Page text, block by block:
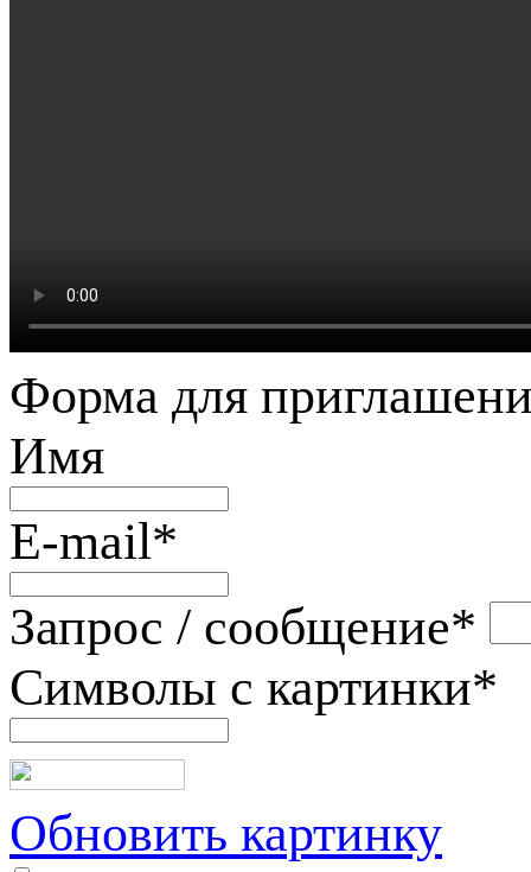
Форма для
Имя
E-mail*
Запрос / сообщение*
Символы с картинки*
Обновить картинку